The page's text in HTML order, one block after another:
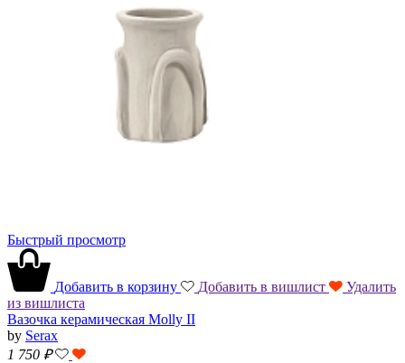
Быстрый просмотр
Добавить в корзину Добавить в вишлист
Удалить
из вишлиста
Вазочка керамическая Molly II
by Serax
1 750 ₽